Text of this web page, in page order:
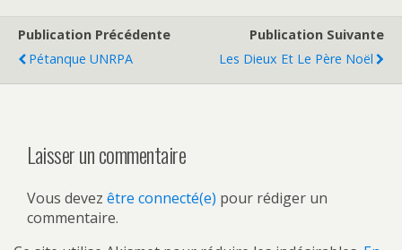
Publication Précédente
Pétanque UNRPA
Publication Suivante
Les Dieux Et Le Père Noël
Laisser un commentaire
Vous devez être connecté(e) pour rédiger un
commentaire.